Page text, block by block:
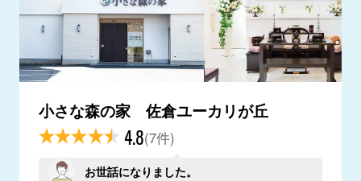
小さな森の家 佐倉ユーカリが丘
4.8(7件)
お世話になりました。